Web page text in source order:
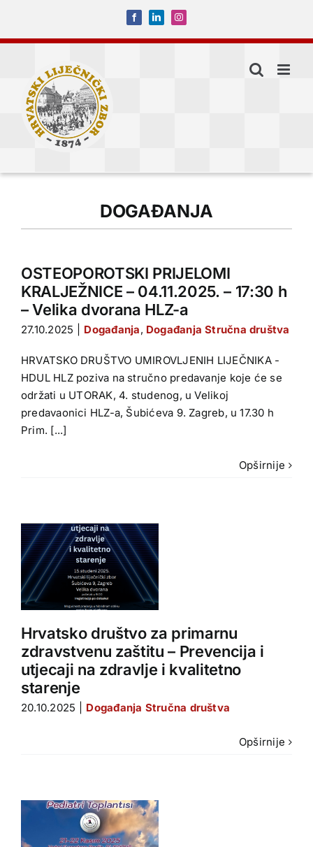
content
FacebookLinkedInInstagram
DOGAĐANJA
OSTEOPOROTSKI PRIJELOMI
KRALJEŽNICE – 04.11.2025. – 17:30 h
– Velika dvorana HLZ-a
27.10.2025 Događanja, Događanja Stručna društva
HRVATSKO DRUŠTVO UMIROVLJENIH LIJEČNIKA -
HDUL HLZ poziva na stručno predavanje koje će se
održati u UTORAK, 4. studenog, u Velikoj
predavaonici HLZ-a, Šubićeva 9. Zagreb, u 17.30 h
Prim. [...]
Opširnije
Hrvatsko društvo za primarnu
zdravstvenu zaštitu – Prevencija i
utjecaji na zdravlje i kvalitetno
starenje
20.10.2025 Događanja Stručna društva
Opširnije